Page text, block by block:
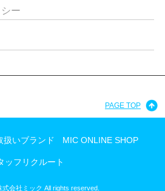
ー
PAGE TOP
扱いブランド MIC ONLINE SHOP
ッフリクルート
式会社ミック All rights reserved.